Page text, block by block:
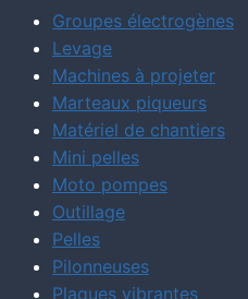
Groupes électrogènes
Levage
Machines à projeter
Marteaux piqueurs
Matériel de chantiers
Mini pelles
Moto pompes
Outillage
Pelles
Pilonneuses
Plaques vibrantes